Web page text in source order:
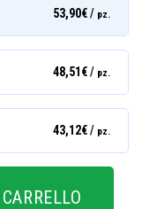
53,90€/ pz.
48,51€/ pz.
43,12€/ pz.